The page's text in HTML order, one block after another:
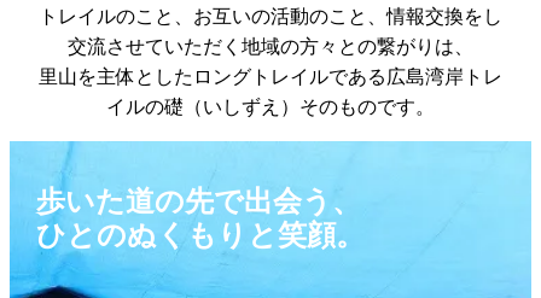
トレイルのこと、お互いの活動のこと、情報交換をし
交流させていただく地域の方々との繋がりは、
里山を主体としたロングトレイルである広島湾岸トレ
イルの礎（いしずえ）そのものです。
歩いた道の先で出会う、
ひとのぬくもりと笑顔。